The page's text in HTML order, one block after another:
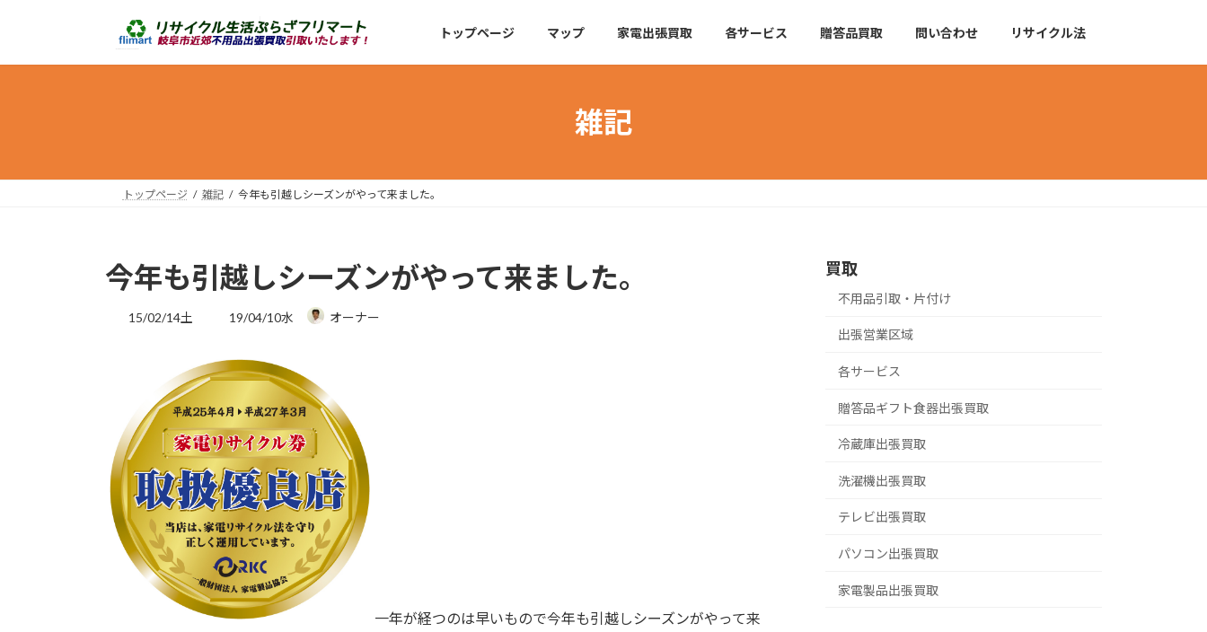
ッ
移
トップページ マップ 家電出張買取 各サービス 贈答品買取 問い合わせ リサイクル法
雑記
トップページ 雑記 今年も引越しシーズンがやって来ました。
今年も引越しシーズンがやって来ました。
15/02/14土
最
日
:
19/04/10水 オーナー
一年が経つのは早いもので今年も引越しシーズンがやって来
買取
不用品引取・片付け
出張営業区域
各サービス
贈答品ギフト食器出張買取
冷蔵庫出張買取
洗濯機出張買取
テレビ出張買取
パソコン出張買取
家電製品出張買取